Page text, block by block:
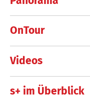
OnTour
Videos
s+ im Überblick